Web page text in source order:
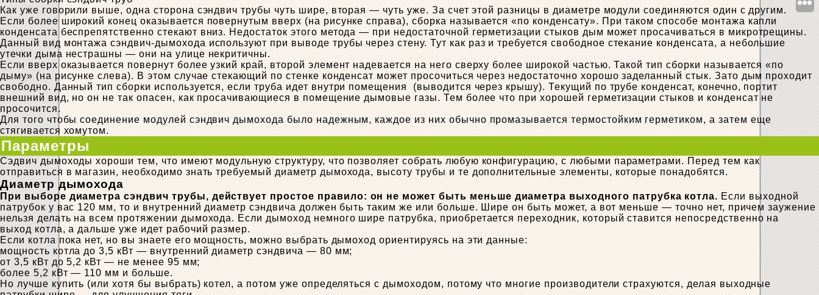
Как уже говорили выше, одна сторона сэндвич трубы чуть шире, вторая — чуть уже. За счет этой разницы в диаметре модули соединяются один с другим.
Если более широкий конец оказывается повернутым вверх (на рисунке справа), сборка называется «по конденсату». При таком способе монтажа капли
конденсата беспрепятственно стекают вниз. Недостаток этого метода — при недостаточной герметизации стыков дым может просачиваться в микротрещины.
Данный вид монтажа сэндвич-дымохода используют при выводе трубы через стену. Тут как раз и требуется свободное стекание конденсата, а небольшие
утечки дыма нестрашны — они на улице некритичны.
Если вверх оказывается повернут более узкий край, второй элемент надевается на него сверху более широкой частью. Такой тип сборки называется «по
дыму» (на рисунке слева). В этом случае стекающий по стенке конденсат может просочиться через недостаточно хорошо заделанный стык. Зато дым проходит
свободно. Данный тип сборки используется, если труба идет внутри помещения (выводится через крышу). Текущий по трубе конденсат, конечно, портит
внешний вид, но он не так опасен, как просачивающиеся в помещение дымовые газы. Тем более что при хорошей герметизации стыков и конденсат не
просочится.
Для того чтобы соединение модулей сэндвич дымохода было надежным, каждое из них обычно промазывается термостойким герметиком, а затем еще
стягивается хомутом.
Параметры
Сэдвич дымоходы хороши тем, что имеют модульную структуру, что позволяет собрать любую конфигурацию, с любыми параметрами. Перед тем как
отправиться в магазин, необходимо знать требуемый диаметр дымохода, высоту трубы и те дополнительные элементы, которые понадобятся.
Диаметр дымохода
При выборе диаметра сэндвич трубы, действует простое правило: он не может быть меньше диаметра выходного патрубка котла. Если выходной
патрубок у вас 120 мм, то и внутренний диаметр сэндвича должен быть таким же или больше. Шире он быть может, а вот меньше — точно нет, причем заужение
нельзя делать на всем протяжении дымохода. Если дымоход немного шире патрубка, приобретается переходник, который ставится непосредственно на
выход котла, а дальше уже идет рабочий размер.
Если котла пока нет, но вы знаете его мощность, можно выбрать дымоход ориентируясь на эти данные:
мощность котла до 3,5 кВт — внутренний диаметр сэндвича — 80 мм;
от 3,5 кВт до 5,2 кВт — не менее 95 мм;
более 5,2 кВт — 110 мм и больше.
Но лучше купить (или хотя бы выбрать) котел, а потом уже определяться с дымоходом, потому что многие производители страхуются, делая выходные